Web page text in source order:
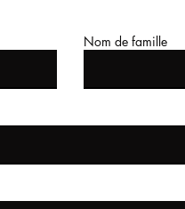
Nom de famille